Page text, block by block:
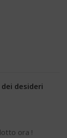
desideri
ora !